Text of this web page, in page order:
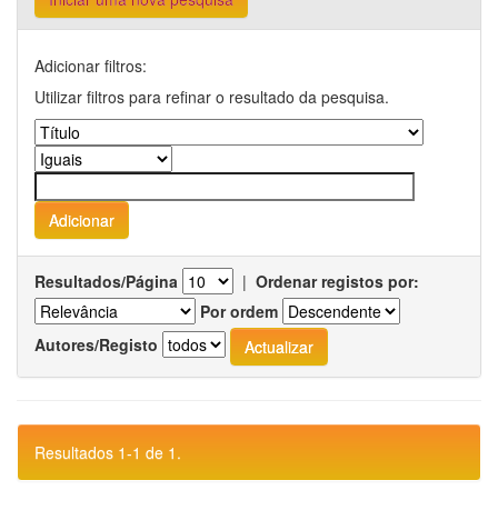
Adicionar filtros:
Utilizar filtros para refinar o resultado da pesquisa.
Resultados/Página | Ordenar registos por:
Por ordem
Autores/Registo
Resultados 1-1 de 1.